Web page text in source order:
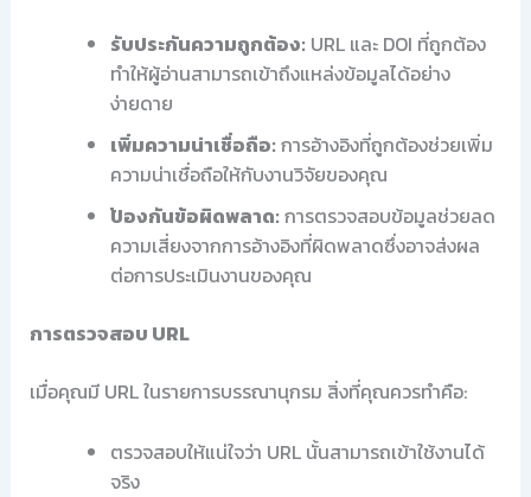
รับประกันความถูกต้อง: URL และ DOI ที่ถูกต้อง
ทำให้ผู้อ่านสามารถเข้าถึงแหล่งข้อมูลได้อย่าง
ง่ายดาย
เพิ่มความน่าเชื่อถือ: การอ้างอิงที่ถูกต้องช่วยเพิ่ม
ความน่าเชื่อถือให้กับงานวิจัยของคุณ
ป้องกันข้อผิดพลาด: การตรวจสอบข้อมูลช่วยลด
ความเสี่ยงจากการอ้างอิงที่ผิดพลาดซึ่งอาจส่งผล
ต่อการประเมินงานของคุณ
การตรวจสอบ URL
เมื่อคุณมี URL ในรายการบรรณานุกรม สิ่งที่คุณควรทำคือ:
ตรวจสอบให้แน่ใจว่า URL นั้นสามารถเข้าใช้งานได้
จริง